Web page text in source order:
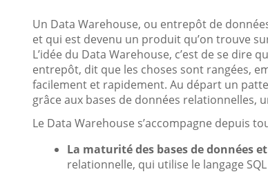
Un Data Warehouse, ou entrepôt de
et qui est devenu un produit qu’on trouve
L’idée du Data Warehouse, c’est de se dire
entrepôt, dit que les choses sont rangées,
facilement et rapidement. Au départ un
grâce aux bases de données relationnelles,
Le Data Warehouse s’accompagne depuis
La maturité des bases de données
relationnelle, qui utilise le langage